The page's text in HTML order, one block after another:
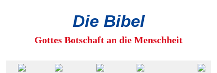
Die Bibel
Gottes Botschaft an die Menschheit